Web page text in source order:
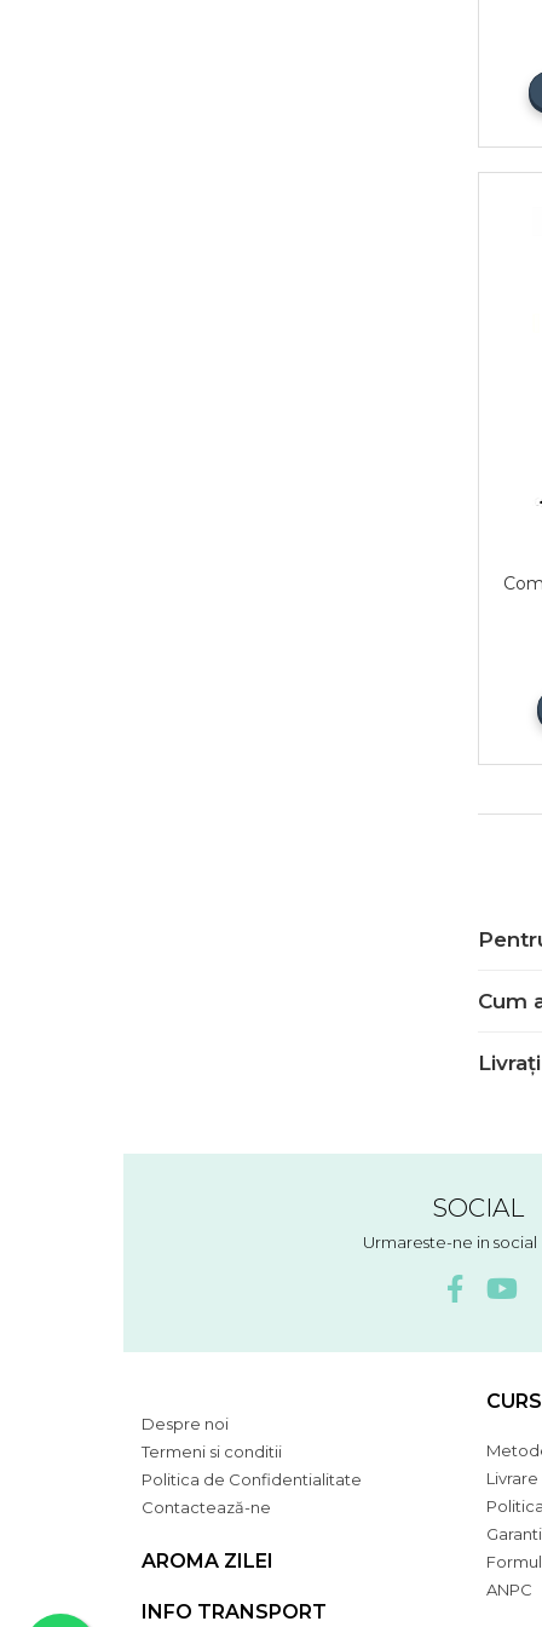
Cum
SOCIAL
Urmareste-ne in
Despre noi
Termeni si conditii
Politica de Confidentialitate
Contactează-ne
AROMA ZILEI
INFO TRANSPORT
Livrare
ANPC